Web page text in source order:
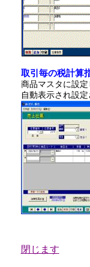
取引毎の税計算
商品マスタに設
自動表示され設
閉じます